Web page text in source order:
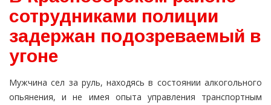
сотрудниками полиции
задержан подозреваемый в
угоне
Мужчина сел за руль, находясь в состоянии алкогольного
опьянения, и не имея опыта управления транспортным